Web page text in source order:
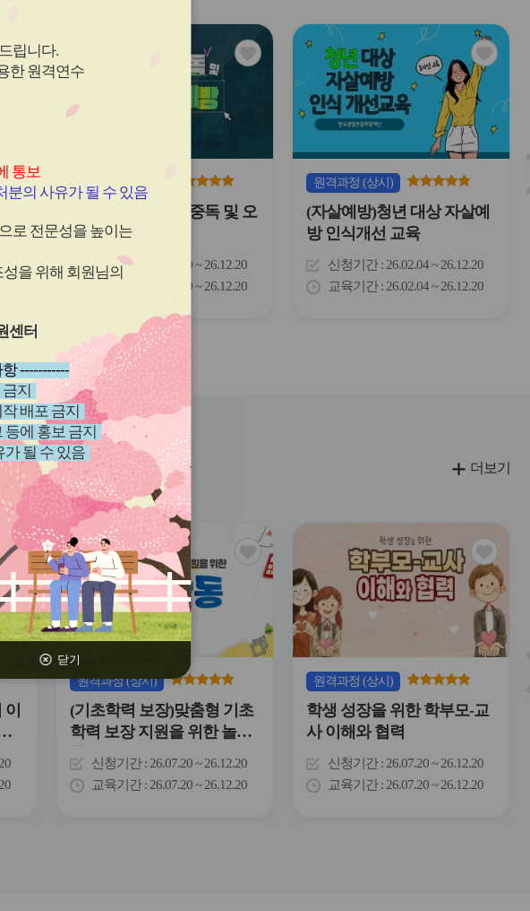
관
심
원격 과정(상시)
(학교안전)마약류 중독 및 오
남용 예방
신청기간
26.03.10 ~ 26.12.20
26.03.10 ~ 26.12.20
관
심
아
이
콘
원격과정 (상시)
(자살예방)청년 대상 자살예
방 인식개선 교육
신청기간 26.02.04 ~ 26.12.20
교육기간 26.02.04 ~ 26.12.20
관
원격과정(상시)
(기초학력 보장)맞춤형 기초
학력 보장 지원을 위한 놀이
활동
신청기간 26.07.20 ~ 26.12.20
교육기간 26.07.20 ~ 26.12.20
관
심
아
이
콘
원격과정 (상시)
학생 성장을 위한 학부모-교
사 이해와 협력
신청기간 26.07.20 ~ 26.12.20
교육기간 26.07.20 ~ 26.12.20
더보기
립니다.
한원격연수
통보
분의 사유가 될 수 있음
로 전문성을 높이는
을 위해 회원님의
센터
-----------
지
배포 금지
에 홍보 금지
될 수 있음
닫기